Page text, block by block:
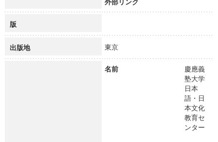
版
出版地 東京
名前
慶應義
塾大学
日本
語・日
本文化
教育セ
ンター